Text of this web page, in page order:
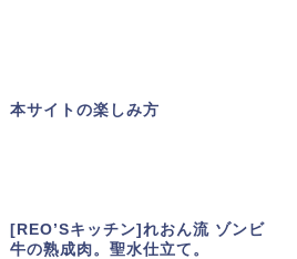
本サイトの楽しみ方
[REO’Sキッチン]れおん流 ゾンビ
牛の熟成肉。聖水仕立て。